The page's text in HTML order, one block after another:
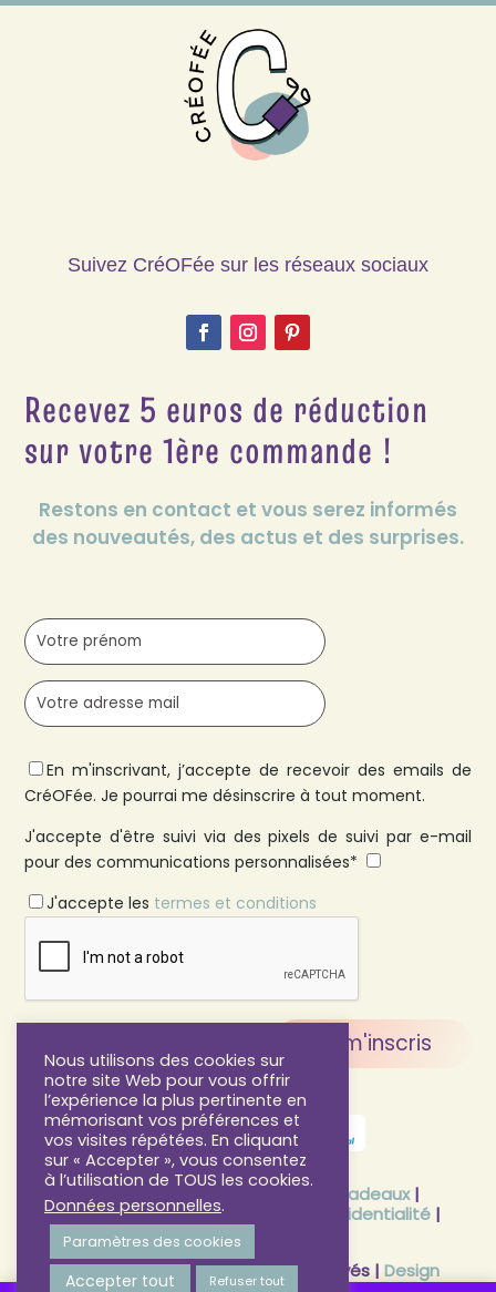
Suivez CréOFée sur les réseaux sociaux
Recevez 5 euros de réduction
sur votre 1ère commande !
Restons en contact et vous serez informés
des nouveautés, des actus et des surprises.
En m'inscrivant, j’accepte de recevoir des emails de
CréOFée. Je pourrai me désinscrire à tout moment.
J'accepte d'être suivi via des pixels de suivi par e-mail
pour des communications personnalisées*
J'accepte les termes et conditions
FAQ|CGV|CGU |CGV Cartes Cadeaux|
Mentions légales|Politique de confidentialité |
Programme de fidélité
©Créofée 2025 – Tous droits réservés| Design
Nous utilisons des cookies sur
notre site Web pour vous offrir
l’expérience la plus pertinente en
mémorisant vos préférences et
vos visites répétées. En cliquant
sur « Accepter », vous consentez
à l’utilisation de TOUS les cookies.
Données personnelles.
Paramètres des cookies
Accepter tout Refuser tout